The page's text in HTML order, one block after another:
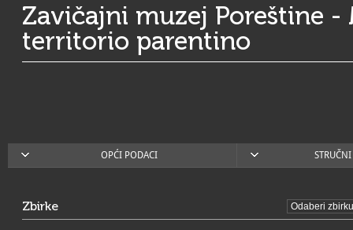
Zavičajni muzej Poreštine -
territorio parentino
OPĆI PODACI
Zbirke